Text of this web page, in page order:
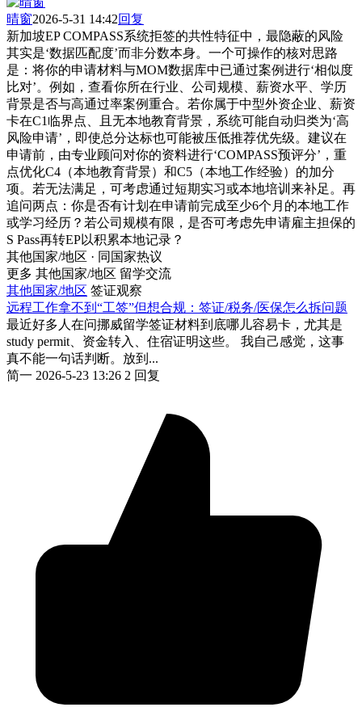
晴窗2026-5-31 14:42回复
新加坡EP COMPASS系统拒签的共性特征中，最隐蔽的风险
其实是‘数据匹配度’而非分数本身。一个可操作的核对思路
是：将你的申请材料与MOM数据库中已通过案例进行‘相似度
比对’。例如，查看你所在行业、公司规模、薪资水平、学历
背景是否与高通过率案例重合。若你属于中型外资企业、薪资
卡在C1临界点、且无本地教育背景，系统可能自动归类为‘高
风险申请’，即使总分达标也可能被压低推荐优先级。建议在
申请前，由专业顾问对你的资料进行‘COMPASS预评分’，重
点优化C4（本地教育背景）和C5（本地工作经验）的加分
项。若无法满足，可考虑通过短期实习或本地培训来补足。再
追问两点：你是否有计划在申请前完成至少6个月的本地工作
或学习经历？若公司规模有限，是否可考虑先申请雇主担保的
S Pass再转EP以积累本地记录？
其他国家/地区 · 同国家热议
更多 其他国家/地区 留学交流
其他国家/地区 签证观察
远程工作拿不到“工签”但想合规：签证/税务/医保怎么拆问题
最近好多人在问挪威留学签证材料到底哪儿容易卡，尤其是
study permit、资金转入、住宿证明这些。 我自己感觉，这事
真不能一句话判断。放到...
简一 2026-5-23 13:26 2 回复